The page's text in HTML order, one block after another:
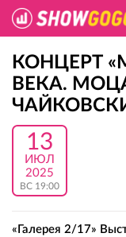
КОНЦЕРТ
ВЕКА.
13
ИЮЛ
2025
ВС 19:00
«Галерея 2/17»